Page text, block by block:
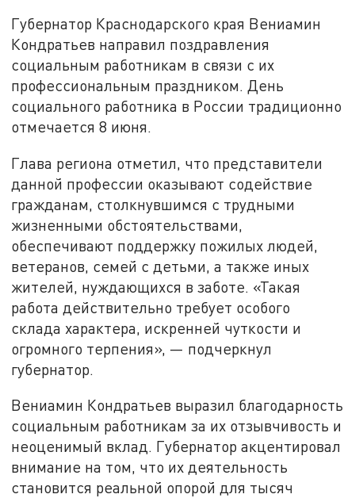
Губернатор Краснодарского края Вениамин
Кондратьев направил поздравления
социальным работникам в связи с их
профессиональным праздником. День
социального работника в России традиционно
отмечается 8 июня.
Глава региона отметил, что представители
данной профессии оказывают содействие
гражданам, столкнувшимся с трудными
жизненными обстоятельствами,
обеспечивают поддержку пожилых людей,
ветеранов, семей с детьми, а также иных
жителей, нуждающихся в заботе. «Такая
работа действительно требует особого
склада характера, искренней чуткости и
огромного терпения», — подчеркнул
губернатор.
Вениамин Кондратьев выразил благодарность
социальным работникам за их отзывчивость и
неоценимый вклад. Губернатор акцентировал
внимание на том, что их деятельность
становится реальной опорой для тысяч